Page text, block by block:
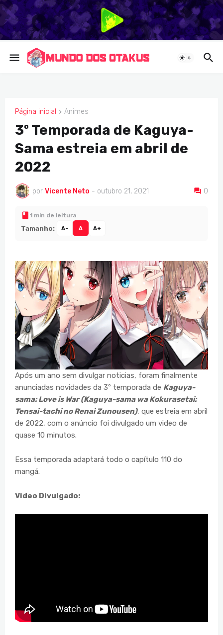
Página inicial Animes
ANIMES
3º Temporada de Kaguya-
Sama estreia em abril de
2022
por Vicente Neto - outubro 21, 2021 0
1 min de leitura
Tamanho: A- A A+
Após um ano sem divulgar noticias, foram finalmente
anunciadas novidades da 3º temporada de Kaguya-
sama: Love is War (Kaguya-sama wa Kokurasetai:
Tensai-tachi no Renai Zunousen), que estreia em abril
de 2022, com o anúncio foi divulgado um video de
quase 10 minutos.
Essa temporada adaptará todo o capítulo 110 do
mangá.
Video Divulgado: